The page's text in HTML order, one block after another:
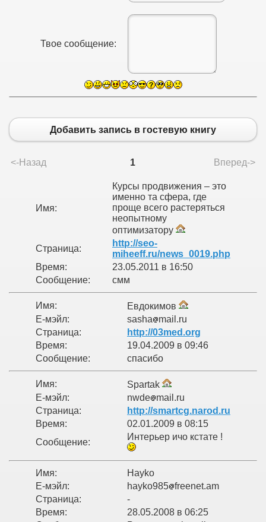
Твое сообщение:
Добавить запись в гостевую книгу
<-Назад 1 Вперед->
Имя:
Курсы продвижения – это
именно та сфера, где
проще всего растеряться
неопытному
оптимизатору
Страница:
http://seo-
miheeff.ru/news_0019.php
Время:
23.05.2011 в 16:50
Сообщение:
смм
Имя:
Евдокимов
Е-мэйл:
sasha
mail.ru
Страница:
http://03med.org
Время:
19.04.2009 в 09:46
Сообщение:
спасибо
Имя:
Spartak
Е-мэйл:
nwde
mail.ru
Страница:
http://smartcg.narod.ru
Время:
02.01.2009 в 08:15
Сообщение:
Интерьер ичо кстате !
Имя:
Hayko
Е-мэйл:
hayko985 freenet.am
Страница:
-
Время:
28.05.2008 в 06:25